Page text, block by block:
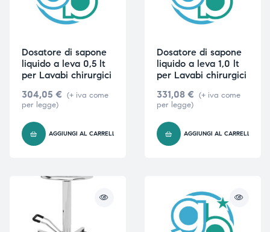
Dosatore di sapone
liquido a leva 0,5 lt
per Lavabi chirurgici
304,05 € (+ iva come
per legge)
AGGIUNGI AL CARRELLO
Dosatore di sapone
liquido a leva 1,0 lt
per Lavabi chirurgici
331,08 € (+ iva come
per legge)
AGGIUNGI AL CARRELLO